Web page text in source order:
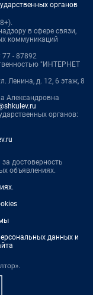
органов
в сфере связи,
коммуникаций
- 87892
"ИНТЕРНЕТ
Ленина, д. 12, 6 этаж, 8
Александровна
органов:
за достоверность
объявлениях.
.
данных и